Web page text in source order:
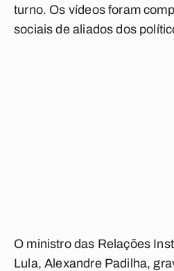
turno. Os vídeos foram
sociais de aliados dos
O ministro das Relações
Lula, Alexandre Padilha,